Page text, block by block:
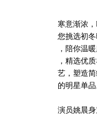
寒意渐浓
您挑选初
，陪你温
，精选优
艺，塑造
的明星单品
演员姚晨